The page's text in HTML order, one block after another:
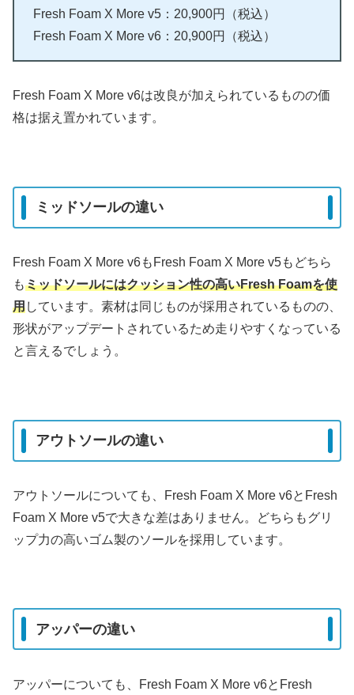
Fresh Foam X More v5：20,900円（税込）
Fresh Foam X More v6：20,900円（税込）
Fresh Foam X More v6は改良が加えられているものの価
格は据え置かれています。
ミッドソールの違い
Fresh Foam X More v6もFresh Foam X More v5もどちら
もミッドソールにはクッション性の高いFresh Foamを使
用しています。素材は同じものが採用されているものの、
形状がアップデートされているため走りやすくなっている
と言えるでしょう。
アウトソールの違い
アウトソールについても、Fresh Foam X More v6とFresh
Foam X More v5で大きな差はありません。どちらもグリ
ップ力の高いゴム製のソールを採用しています。
アッパーの違い
アッパーについても、Fresh Foam X More v6とFresh